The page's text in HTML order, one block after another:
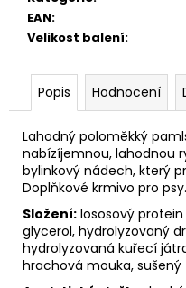
EAN:
Velikost balení:
Popis Hodnocení
Lahodný poloměkký
nabízíjemnou, lahodnou
bylinkový nádech, který
Doplňkové krmivo pro psy.
Složení: lososový
glycerol, hydrolyzovaný
hydrolyzovaná kuřecí
hrachová mouka, sušený
č
u
e